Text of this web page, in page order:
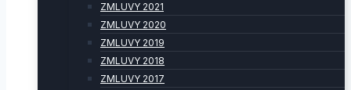
ZMLUVY 2021
ZMLUVY 2020
ZMLUVY 2019
ZMLUVY 2018
ZMLUVY 2017